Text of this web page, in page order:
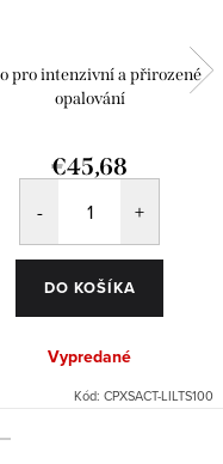
pro intenzivní a přirozené
opalování
€45,68
DO KOŠÍKA
Vypredané
Kód: CPXSACT-LILTS100